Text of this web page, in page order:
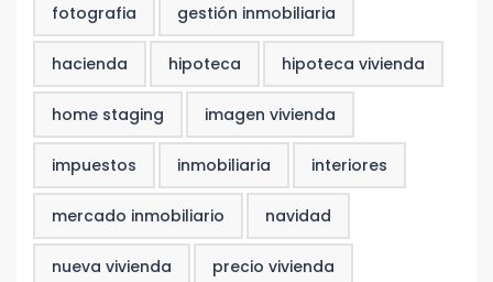
fotografia gestión inmobiliaria
hacienda hipoteca hipoteca vivienda
home staging imagen vivienda
impuestos inmobiliaria interiores
mercado inmobiliario navidad
nueva vivienda precio vivienda